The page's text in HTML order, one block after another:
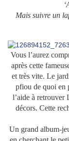
Mais suivre un
Vous l’aurez
après cette
et très vite. Le
pfiou de quoi en
l’aide à retrouver
décors. Cette
Un grand album-